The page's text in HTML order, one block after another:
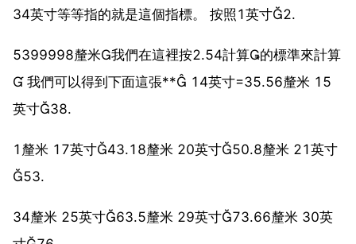
34英寸等等指的就是這個指標。 按照1英寸2.
5399998釐米我們在這裡按2.54計算的標準來計算
 我們可以得到下面這張** 14英寸=35.56釐米 15
英寸38.
1釐米 17英寸43.18釐米 20英寸50.8釐米 21英寸
53.
34釐米 25英寸63.5釐米 29英寸73.66釐米 30英